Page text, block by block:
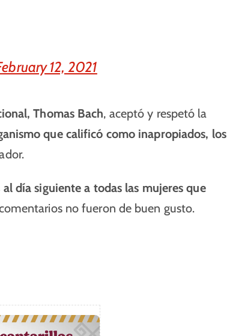
12, 2021
Thomas Bach, aceptó y respetó la
que calificó como inapropiados, los
día siguiente a todas las mujeres que
no fueron de buen gusto.